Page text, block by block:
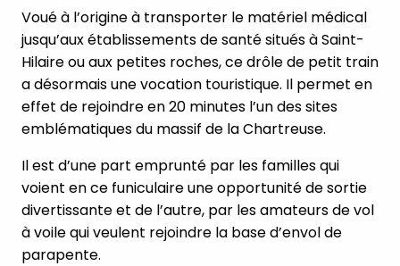
Voué à l’origine à transporter le matériel médical
jusqu’aux établissements de santé situés à Saint-
Hilaire ou aux petites roches, ce drôle de petit train
a désormais une vocation touristique. Il permet en
effet de rejoindre en 20 minutes l’un des sites
emblématiques du massif de la Chartreuse.
Il est d’une part emprunté par les familles qui
voient en ce funiculaire une opportunité de sortie
divertissante et de l’autre, par les amateurs de vol
à voile qui veulent rejoindre la base d’envol de
parapente.